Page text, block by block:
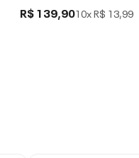
R$ 139,9010xR$ 13,99